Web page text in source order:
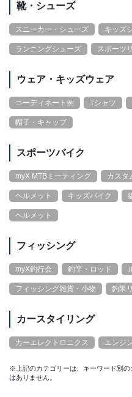
靴・シューズ
スニーカー・シューズ キッズ
ランニングシューズ スポーツ
ウェア・キッズウェア
コーディネート例 Tシャツ
帽子・キャップ
スポーツバイク
myX MTBミーティング カスタ
ヘルメット キッズバイク
ヘルメット
フィッシング
myX釣行会 釣竿・ロッド
フィッシング雑貨・小物 釣果
カースタイリング
カーエレクトロニクス エンジ
※上記のカテゴリーは、キーワード別
はありません。